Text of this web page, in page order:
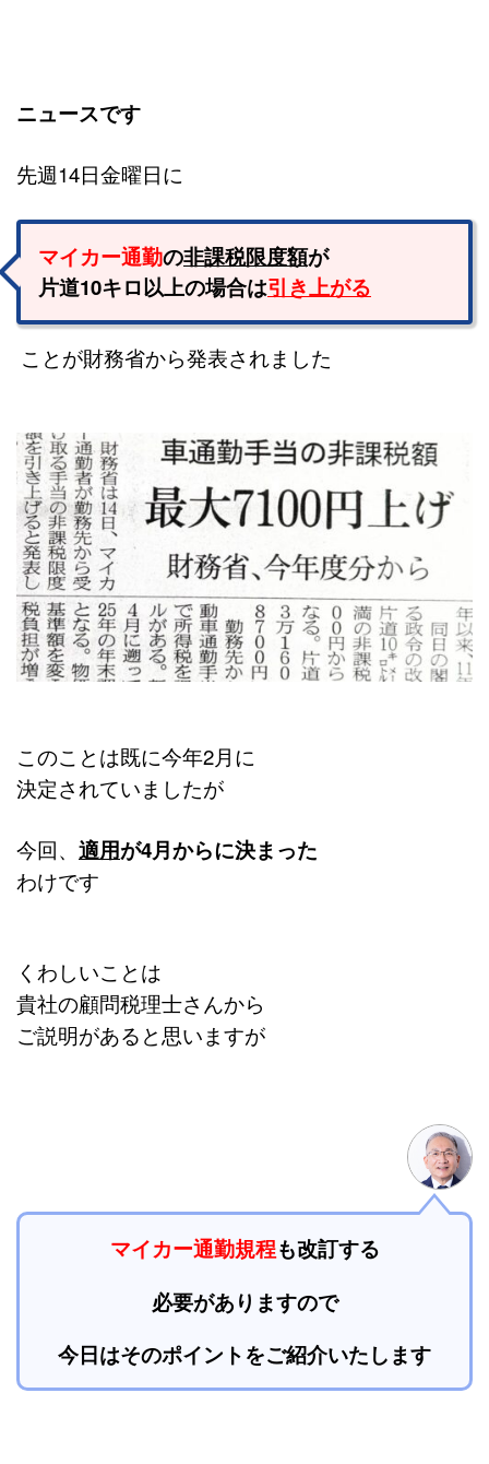
ニュースです
先週14日金曜日に
マイカー通勤の非課税限度額が
片道10キロ以上の場合は引き上がる
ことが財務省から発表されました
このことは既に今年2月に
決定されていましたが
今回、 適用が4月からに決まった
わけです
くわしいことは
貴社の顧問税理士さんから
ご説明があると思いますが
マイカー通勤規程も改訂する
必要がありますので
今日はそのポイントをご紹介いたします